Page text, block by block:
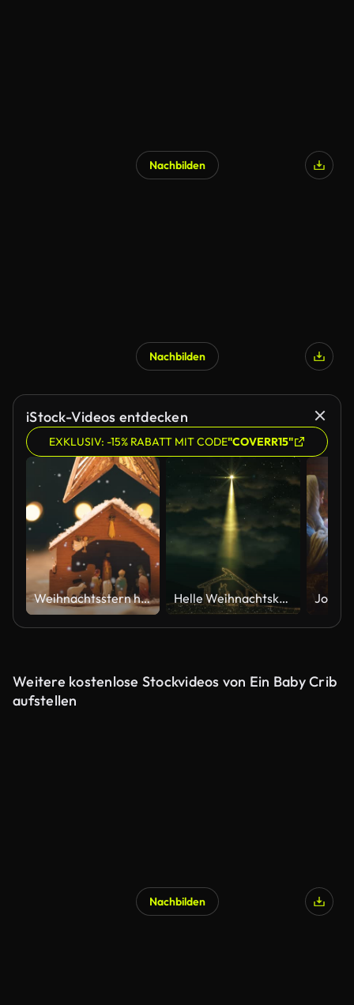
Nachbilden
Nachbilden
iStock-Videos entdecken
EXKLUSIV: -15% RABATT MIT CODE"COVERR15"
Weihnachtsstern hängt über Krippe mit Schneefall Helle Weihnachtskrippen-Animation mit Jesuskind Maria und Josef
Weitere kostenlose Stockvideos von Ein Baby Crib
aufstellen
Nachbilden